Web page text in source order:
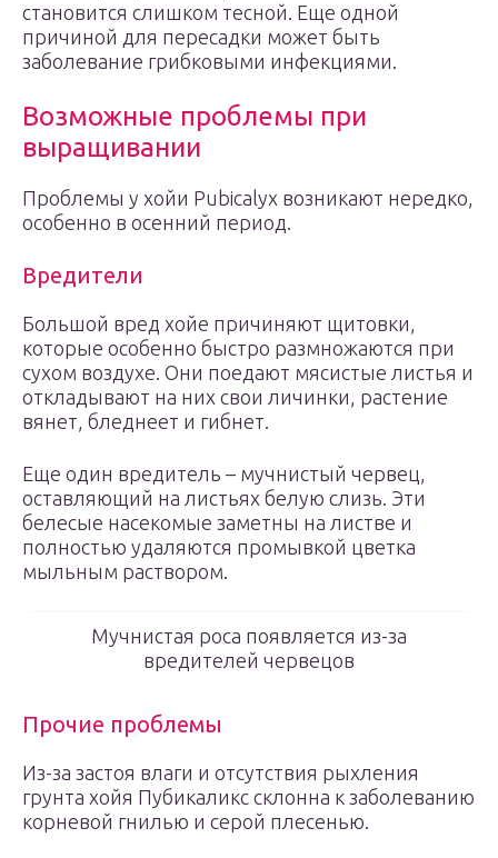
становится слишком тесной. Еще одной
причиной для пересадки может быть
заболевание грибковыми инфекциями.
Возможные проблемы при
выращивании
Проблемы у хойи Pubicalyx возникают нередко,
особенно в осенний период.
Вредители
Большой вред хойе причиняют щитовки,
которые особенно быстро размножаются при
сухом воздухе. Они поедают мясистые листья и
откладывают на них свои личинки, растение
вянет, бледнеет и гибнет.
Еще один вредитель – мучнистый червец,
оставляющий на листьях белую слизь. Эти
белесые насекомые заметны на листве и
полностью удаляются промывкой цветка
мыльным раствором.
Мучнистая роса появляется из-за
вредителей червецов
Прочие проблемы
Из-за застоя влаги и отсутствия рыхления
грунта хойя Пубикаликс склонна к заболеванию
корневой гнилью и серой плесенью.